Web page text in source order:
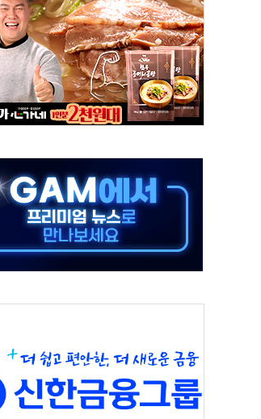
검토 지시
비...가뭄 해소될 듯
원칙 뒤집는 것"
곳 소나기
'범죄 사각지대' 우려
규제단체' 타진